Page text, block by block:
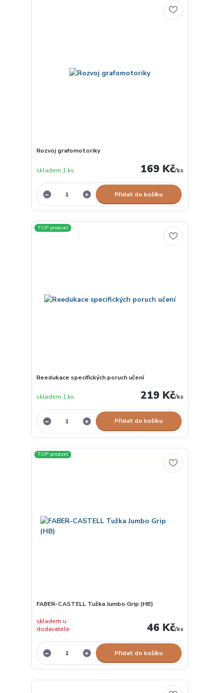
Rozvoj grafomotoriky
169 Kč/ks
skladem 1 ks
Přidat do košíku
TOP produkt
Reedukace specifických poruch učení
219 Kč/ks
skladem 1 ks
Přidat do košíku
TOP produkt
FABER-CASTELL Tužka Jumbo Grip (HB)
46 Kč/ks
skladem u
dodavatele
Přidat do košíku